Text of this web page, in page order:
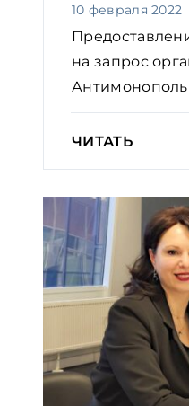
10 февраля 2022
на запрос
практичес...
ЧИТАТЬ